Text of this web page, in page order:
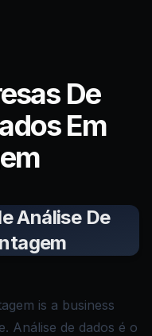
De
Em
Análise De
is a business
Análise de dados é o